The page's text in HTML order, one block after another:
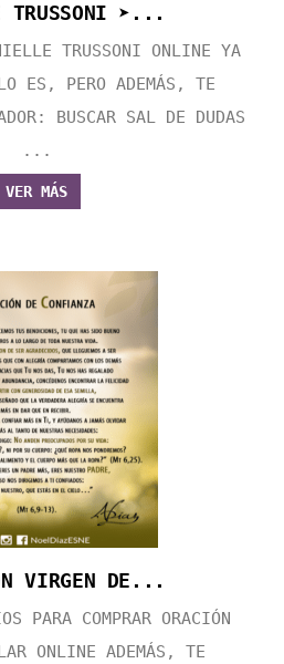
TRUSSONI ➤...
TRUSSONI ONLINE YA
ES, PERO ADEMÁS, TE
BUSCAR SAL DE DUDAS
...
VER MÁS
VIRGEN DE...
PARA COMPRAR ORACIÓN
ONLINE ADEMÁS, TE